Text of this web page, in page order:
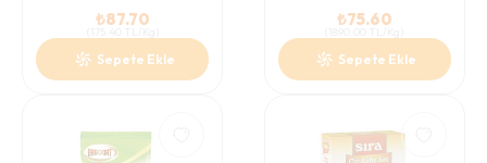
₺87.70
Sepete Ekle
₺75.60
Sepete Ekle